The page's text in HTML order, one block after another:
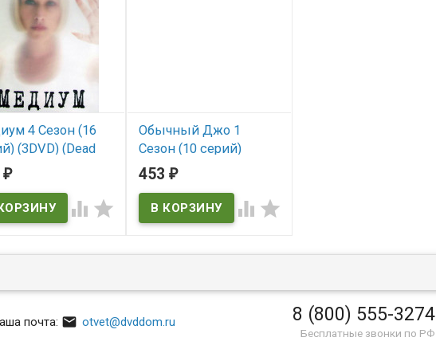
4 Сезон (16
(3DVD) (Dead
₽
 
Обычный Джо 1
Сезон (10 серий)
(2DVD) (Una giornata
453₽
 
почта:  otvet@dvddom.ru 8 (800) 555-3274
Бесплатные звонки по РФ